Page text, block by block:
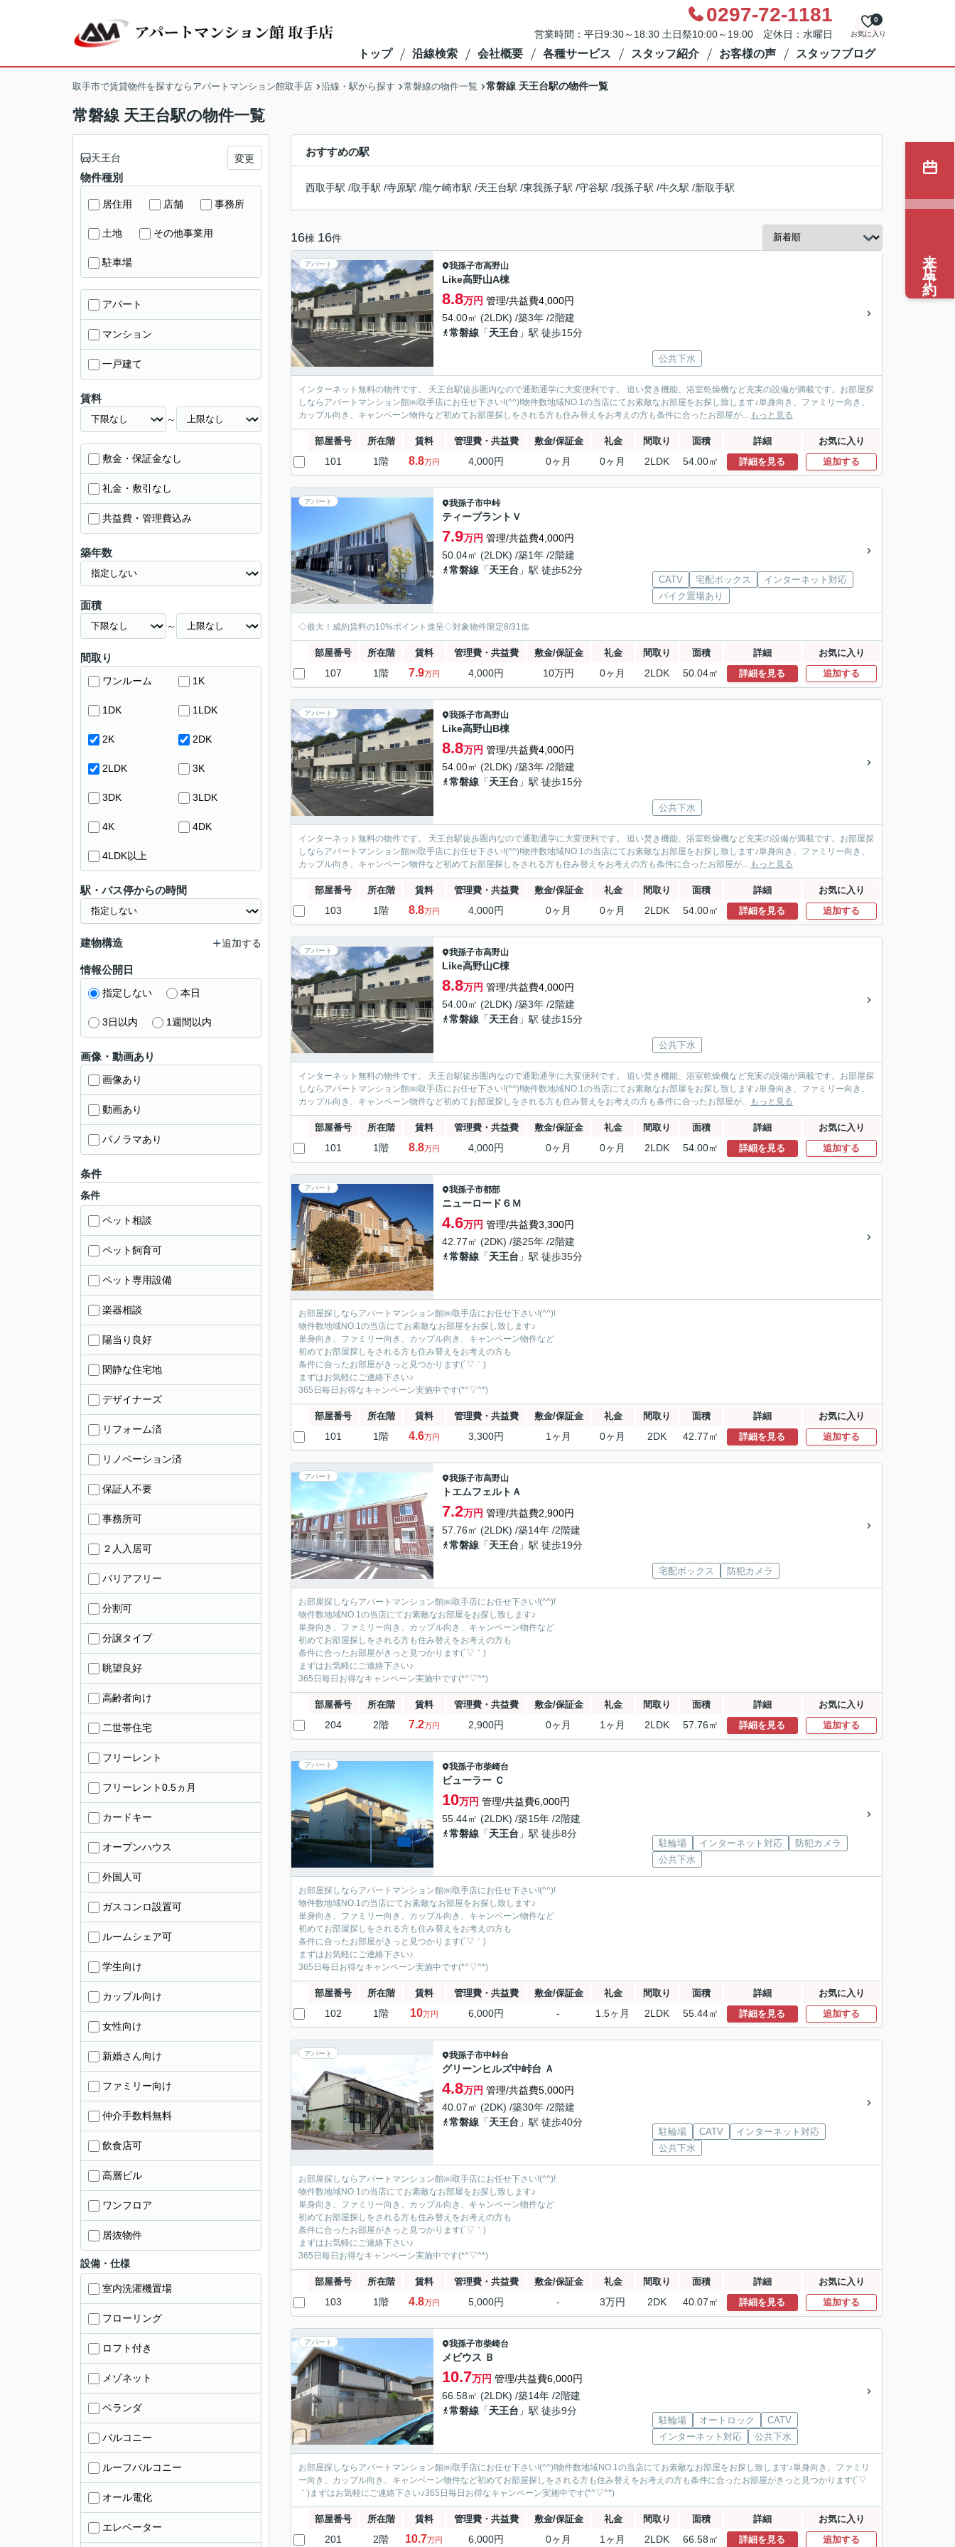
0297-72-1181
営業時間：平日9:30～18:30 土日祭10:00～19:00 定休日：水曜日 お気に入り
0
トップ 沿線検索 会社概要 各種サービス スタッフ紹介 お客様の声 スタッフブログ
取手市で賃貸物件を探すならアパートマンション館取手店 沿線・駅から探す 常磐線の物件一覧 常磐線 天王台駅の物件一覧
常磐線 天王台駅の物件一覧
おすすめの駅
西取手駅 /取手駅 /寺原駅 /龍ケ崎市駅 /天王台駅 /東我孫子駅 /守谷駅 /我孫子駅 /牛久駅 /新取手駅
16棟 16件
アパート 我孫子市高野山
Like高野山A棟
8.8万円 管理/共益費4,000円
54.00㎡ (2LDK) /築3年 /2階建
常磐線 「天王台 」駅 徒歩15分
公共下水
インターネット無料の物件です。 天王台駅徒歩圏内なので通勤通学に大変便利です。 追い焚き機能、浴室乾燥機など充実の設備が満載です。お部屋探
しならアパートマンション館㈱取手店にお任せ下さい!(^^)!物件数地域NO.1の当店にてお素敵なお部屋をお探し致します♪単身向き、ファミリー向き、
カップル向き、キャンペーン物件など初めてお部屋探しをされる方も住み替えをお考えの方も条件に合ったお部屋が... もっと見る
部屋番号 所在階 賃料 管理費・共益費 敷金/保証金 礼金 間取り 面積 詳細 お気に入り
101 1階 8.8万円 4,000円 0ヶ月 0ヶ月 2LDK 54.00㎡ 詳細を見る 追加する
アパート 我孫子市中峠
ティープラントＶ
7.9万円 管理/共益費4,000円
50.04㎡ (2LDK) /築1年 /2階建
常磐線 「天王台 」駅 徒歩52分
CATV 宅配ボックス
インターネット対応
バイク置場あり
◇最大！成約賃料の10%ポイント進呈◇対象物件限定8/31迄
部屋番号 所在階 賃料 管理費・共益費 敷金/保証金 礼金 間取り 面積 詳細 お気に入り
107 1階 7.9万円 4,000円 10万円 0ヶ月 2LDK 50.04㎡ 詳細を見る 追加する
アパート 我孫子市高野山
Like高野山B棟
8.8万円 管理/共益費4,000円
54.00㎡ (2LDK) /築3年 /2階建
常磐線 「天王台 」駅 徒歩15分
公共下水
インターネット無料の物件です。 天王台駅徒歩圏内なので通勤通学に大変便利です。 追い焚き機能、浴室乾燥機など充実の設備が満載です。お部屋探
しならアパートマンション館㈱取手店にお任せ下さい!(^^)!物件数地域NO.1の当店にてお素敵なお部屋をお探し致します♪単身向き、ファミリー向き、
カップル向き、キャンペーン物件など初めてお部屋探しをされる方も住み替えをお考えの方も条件に合ったお部屋が... もっと見る
部屋番号 所在階 賃料 管理費・共益費 敷金/保証金 礼金 間取り 面積 詳細 お気に入り
103 1階 8.8万円 4,000円 0ヶ月 0ヶ月 2LDK 54.00㎡ 詳細を見る 追加する
アパート 我孫子市高野山
Like高野山C棟
8.8万円 管理/共益費4,000円
54.00㎡ (2LDK) /築3年 /2階建
常磐線 「天王台 」駅 徒歩15分
公共下水
インターネット無料の物件です。 天王台駅徒歩圏内なので通勤通学に大変便利です。 追い焚き機能、浴室乾燥機など充実の設備が満載です。お部屋探
しならアパートマンション館㈱取手店にお任せ下さい!(^^)!物件数地域NO.1の当店にてお素敵なお部屋をお探し致します♪単身向き、ファミリー向き、
カップル向き、キャンペーン物件など初めてお部屋探しをされる方も住み替えをお考えの方も条件に合ったお部屋が... もっと見る
部屋番号 所在階 賃料 管理費・共益費 敷金/保証金 礼金 間取り 面積 詳細 お気に入り
101 1階 8.8万円 4,000円 0ヶ月 0ヶ月 2LDK 54.00㎡ 詳細を見る 追加する
アパート 我孫子市都部
ニューロード６Ｍ
4.6万円 管理/共益費3,300円
42.77㎡ (2DK) /築25年 /2階建
常磐線 「天王台 」駅 徒歩35分
お部屋探しならアパートマンション館㈱取手店にお任せ下さい!(^^)!
物件数地域NO.1の当店にてお素敵なお部屋をお探し致します♪
単身向き、ファミリー向き、カップル向き、キャンペーン物件など
初めてお部屋探しをされる方も住み替えをお考えの方も
条件に合ったお部屋がきっと見つかります(´▽｀)
まずはお気軽にご連絡下さい♪
365日毎日お得なキャンペーン実施中です(*^▽^*)
部屋番号 所在階 賃料 管理費・共益費 敷金/保証金 礼金 間取り 面積 詳細 お気に入り
101 1階 4.6万円 3,300円 1ヶ月 0ヶ月 2DK 42.77㎡ 詳細を見る 追加する
アパート 我孫子市高野山
トエムフェルトＡ
7.2万円 管理/共益費2,900円
57.76㎡ (2LDK) /築14年 /2階建
常磐線 「天王台 」駅 徒歩19分
宅配ボックス 防犯カメラ
お部屋探しならアパートマンション館㈱取手店にお任せ下さい!(^^)!
物件数地域NO.1の当店にてお素敵なお部屋をお探し致します♪
単身向き、ファミリー向き、カップル向き、キャンペーン物件など
初めてお部屋探しをされる方も住み替えをお考えの方も
条件に合ったお部屋がきっと見つかります(´▽｀)
まずはお気軽にご連絡下さい♪
365日毎日お得なキャンペーン実施中です(*^▽^*)
部屋番号 所在階 賃料 管理費・共益費 敷金/保証金 礼金 間取り 面積 詳細 お気に入り
204 2階 7.2万円 2,900円 0ヶ月 1ヶ月 2LDK 57.76㎡ 詳細を見る 追加する
アパート 我孫子市柴崎台
ビューラー Ｃ
10万円 管理/共益費6,000円
55.44㎡ (2LDK) /築15年 /2階建
常磐線 「天王台 」駅 徒歩8分
駐輪場 インターネット対応
防犯カメラ
公共下水
お部屋探しならアパートマンション館㈱取手店にお任せ下さい!(^^)!
物件数地域NO.1の当店にてお素敵なお部屋をお探し致します♪
単身向き、ファミリー向き、カップル向き、キャンペーン物件など
初めてお部屋探しをされる方も住み替えをお考えの方も
条件に合ったお部屋がきっと見つかります(´▽｀)
まずはお気軽にご連絡下さい♪
365日毎日お得なキャンペーン実施中です(*^▽^*)
部屋番号 所在階 賃料 管理費・共益費 敷金/保証金 礼金 間取り 面積 詳細 お気に入り
102 1階 10万円 6,000円 - 1.5ヶ月 2LDK 55.44㎡ 詳細を見る 追加する
アパート 我孫子市中峠台
グリーンヒルズ中峠台 Ａ
4.8万円 管理/共益費5,000円
40.07㎡ (2DK) /築30年 /2階建
常磐線 「天王台 」駅 徒歩40分
駐輪場 CATV
インターネット対応
公共下水
お部屋探しならアパートマンション館㈱取手店にお任せ下さい!(^^)!
物件数地域NO.1の当店にてお素敵なお部屋をお探し致します♪
単身向き、ファミリー向き、カップル向き、キャンペーン物件など
初めてお部屋探しをされる方も住み替えをお考えの方も
条件に合ったお部屋がきっと見つかります(´▽｀)
まずはお気軽にご連絡下さい♪
365日毎日お得なキャンペーン実施中です(*^▽^*)
部屋番号 所在階 賃料 管理費・共益費 敷金/保証金 礼金 間取り 面積 詳細 お気に入り
103 1階 4.8万円 5,000円 - 3万円 2DK 40.07㎡ 詳細を見る 追加する
アパート 我孫子市柴崎台
メビウス Ｂ
10.7万円 管理/共益費6,000円
66.58㎡ (2LDK) /築14年 /2階建
常磐線 「天王台 」駅 徒歩9分
駐輪場 オートロック
CATV
インターネット対応
公共下水
お部屋探しならアパートマンション館㈱取手店にお任せ下さい!(^^)!物件数地域NO.1の当店にてお素敵なお部屋をお探し致します♪単身向き、ファミリ
ー向き、カップル向き、キャンペーン物件など初めてお部屋探しをされる方も住み替えをお考えの方も条件に合ったお部屋がきっと見つかります(´▽
｀)まずはお気軽にご連絡下さい♪365日毎日お得なキャンペーン実施中です(*^▽^*)
部屋番号 所在階 賃料 管理費・共益費 敷金/保証金 礼金 間取り 面積 詳細 お気に入り
201 2階 10.7万円 6,000円 0ヶ月 1ヶ月 2LDK 66.58㎡ 詳細を見る 追加する
天王台 変更
物件種別
居住用 店舗 事務所
土地 その他事業用
駐車場
アパート
マンション
一戸建て
賃料
～
敷金・保証金なし
礼金・敷引なし
共益費・管理費込み
築年数
面積
～
間取り
ワンルーム 1K
1DK 1LDK
2K 2DK
2LDK 3K
3DK 3LDK
4K 4DK
4LDK以上
駅・バス停からの時間
建物構造 追加する
情報公開日
指定しない 本日
3日以内 1週間以内
画像・動画あり
画像あり
動画あり
パノラマあり
条件
条件
ペット相談
ペット飼育可
ペット専用設備
楽器相談
陽当り良好
閑静な住宅地
デザイナーズ
リフォーム済
リノベーション済
保証人不要
事務所可
２人入居可
バリアフリー
分割可
分譲タイプ
眺望良好
高齢者向け
二世帯住宅
フリーレント
フリーレント0.5ヵ月
カードキー
オープンハウス
外国人可
ガスコンロ設置可
ルームシェア可
学生向け
カップル向け
女性向け
新婚さん向け
ファミリー向け
仲介手数料無料
飲食店可
高層ビル
ワンフロア
居抜物件
設備・仕様
室内洗濯機置場
フローリング
ロフト付き
メゾネット
ベランダ
バルコニー
ルーフバルコニー
オール電化
エレベーター
来店予約